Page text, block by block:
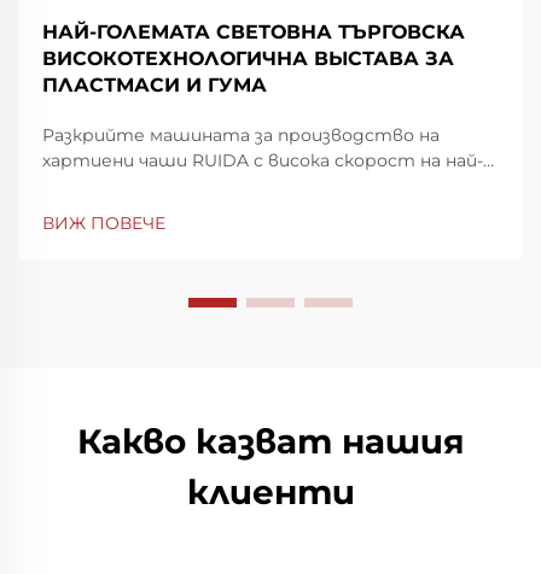
НАЙ-ГОЛЕМАТА СВЕТОВНА ТЪРГОВСКА
ВИСОКОТЕХНОЛОГИЧНА ВЫСТАВА ЗА
ПЛАСТМАСИ И ГУМА
Разкрийте машината за производство на
хартиени чаши RUIDA с висока скорост на най-
прецизността на производството —
ВИЖ ПОВЕЧЕ
Какво казват нашия
клиенти